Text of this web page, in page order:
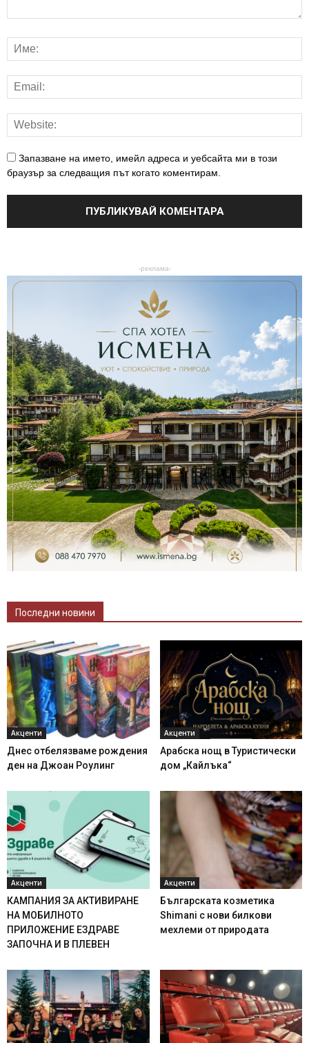
Запазване на името, имейл адреса и уебсайта ми в този
браузър за следващия път когато коментирам.
-реклама-
Последни новини
Акценти
Днес отбелязваме рождения
ден на Джоан Роулинг
Акценти
Арабска нощ в Туристически
дом „Кайлъка“
Акценти
КАМПАНИЯ ЗА АКТИВИРАНЕ
НА МОБИЛНОТО
ПРИЛОЖЕНИЕ ЕЗДРАВЕ
ЗАПОЧНА И В ПЛЕВЕН
Акценти
Българската козметика
Shimani с нови билкови
мехлеми от природата